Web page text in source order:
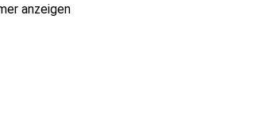
anzeigen